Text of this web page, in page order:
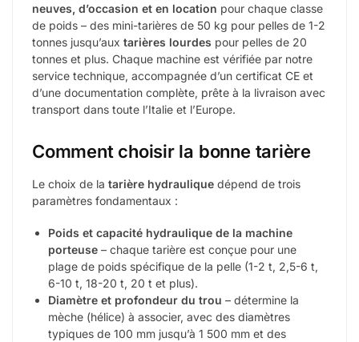
neuves, d’occasion et en location pour chaque classe
de poids – des mini-tarières de 50 kg pour pelles de 1-2
tonnes jusqu’aux tarières lourdes pour pelles de 20
tonnes et plus. Chaque machine est vérifiée par notre
service technique, accompagnée d’un certificat CE et
d’une documentation complète, prête à la livraison avec
transport dans toute l’Italie et l’Europe.
Comment choisir la bonne tarière
Le choix de la tarière hydraulique dépend de trois
paramètres fondamentaux :
Poids et capacité hydraulique de la machine
porteuse – chaque tarière est conçue pour une
plage de poids spécifique de la pelle (1-2 t, 2,5-6 t,
6-10 t, 18-20 t, 20 t et plus).
Diamètre et profondeur du trou – détermine la
mèche (hélice) à associer, avec des diamètres
typiques de 100 mm jusqu’à 1 500 mm et des